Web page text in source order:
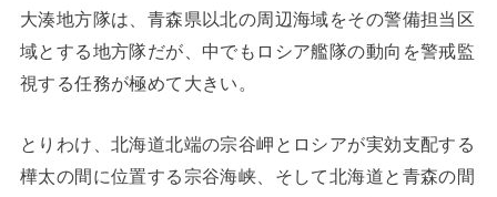
大湊地方隊は、青森県以北の周辺海域をその警備担当区
域とする地方隊だが、中でもロシア艦隊の動向を警戒監
視する任務が極めて大きい。
とりわけ、北海道北端の宗谷岬とロシアが実効支配する
樺太の間に位置する宗谷海峡、そして北海道と青森の間